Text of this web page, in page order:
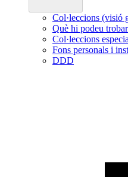
Col·leccions (visió
Què hi podeu trobar
Col·leccions
Fons personals i
DDD